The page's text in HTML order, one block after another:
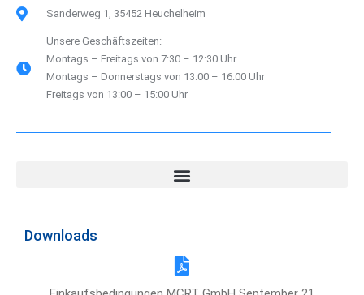
i
Sanderweg 1, 35452 Heuchelheim
Unsere Geschäftszeiten:
Montags – Freitags von 7:30 – 12:30 Uhr
Montags – Donnerstags von 13:00 – 16:00 Uhr
Freitags von 13:00 – 15:00 Uhr
Downloads